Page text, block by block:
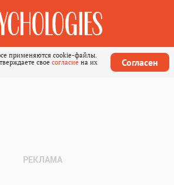
применяются cookie-файлы.
свое согласие на их
Согласен